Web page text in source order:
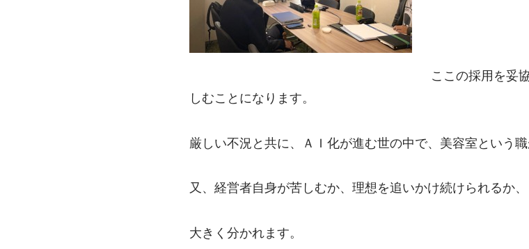
ここの採用を妥
しむことになります。
厳しい不況と共に、ＡＩ化が進む世の中で、美容室という
又、経営者自身が苦しむか、理想を追いかけ続けられるか、
大きく分かれます。